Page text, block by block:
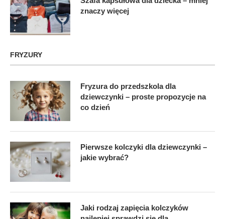
znaczy więcej
FRYZURY
Fryzura do przedszkola dla
dziewczynki – proste propozycje na
co dzień
Pierwsze kolczyki dla dziewczynki –
jakie wybrać?
Jaki rodzaj zapięcia kolczyków